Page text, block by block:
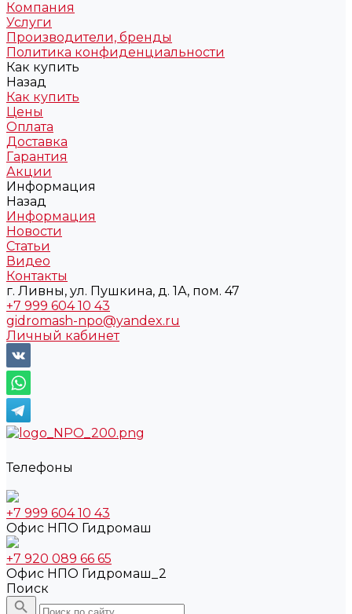
Компания
Услуги
Производители, бренды
Политика конфиденциальности
Как купить
Назад
Как купить
Цены
Оплата
Доставка
Гарантия
Акции
Информация
Назад
Информация
Новости
Статьи
Видео
Контакты
г. Ливны, ул. Пушкина, д. 1А, пом. 47
+7 999 604 10 43
gidromash-npo@yandex.ru
Личный кабинет
Телефоны
+7 999 604 10 43
Офис НПО Гидромаш
+7 920 089 66 65
Офис НПО Гидромаш_2
Поиск